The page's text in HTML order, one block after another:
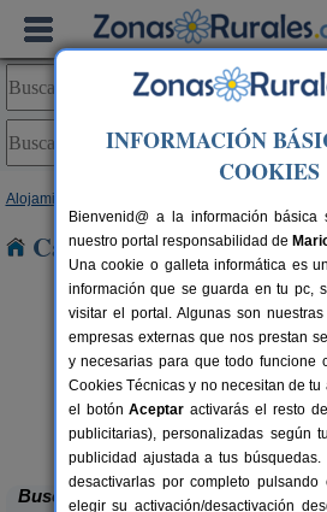
Alojamientos
Casas Rurales cerca de
Casa Rural La Cruz de San
Añora (Córdoba)
Buscar
INFORMACIÓN
COOKIES
Bienvenid@ a la información básica
nuestro portal responsabilidad de
Una cookie o galleta informática es
información que se guarda en tu pc,
visitar el portal. Algunas son
empresas externas que nos prestan
y necesarias para que todo funcione
Cookies Técnicas y no necesitan de tu
el botónAceptar activarás el resto
publicitarias), personalizadas según
publicidad ajustada a tus búsquedas.
desactivarlas por completo pulsando
elegir su activación/desactivación